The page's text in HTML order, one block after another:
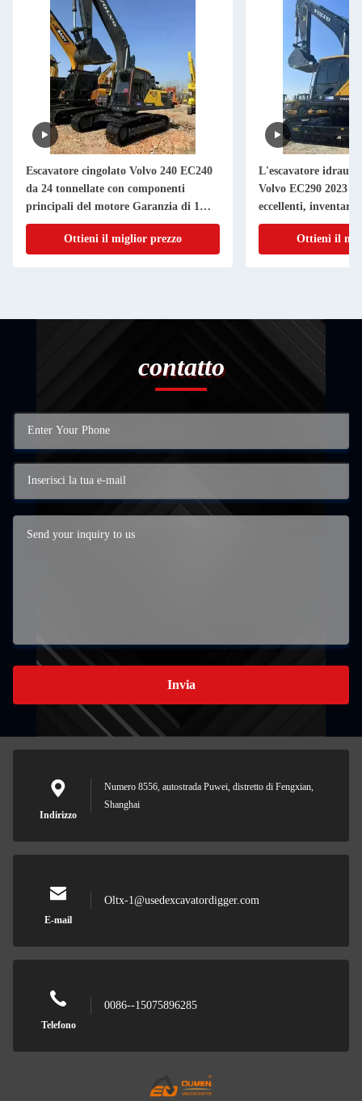
Escavatore cingolato Volvo 240 EC240
da 24 tonnellate con componenti
principali del motore Garanzia di 1
anno Usato Movimento terra Airman
Ottieni il miglior prezzo
L'escavatore
Volvo EC290 2023
eccellenti, inventario
servizio perfetto.
Ottieni il
contatto
Invia
Indirizzo
Numero 8556, autostrada Puwei, distretto di Fengxian,
Shanghai
E-mail
Oltx-1@usedexcavatordigger.com
Telefono
0086--15075896285